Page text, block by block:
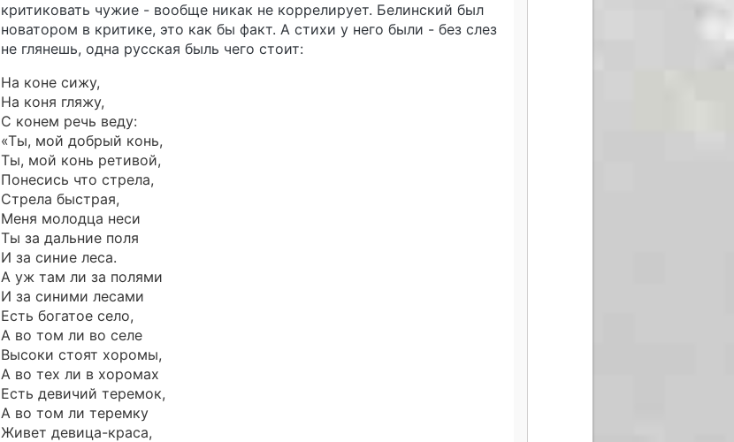
критиковать чужие - вообще никак не коррелирует. Белинский был
новатором в критике, это как бы факт. А стихи у него были - без слез
не глянешь, одна русская быль чего стоит:
На коне сижу,
На коня гляжу,
С конем речь веду:
«Ты, мой добрый конь,
Ты, мой конь ретивой,
Понесись что стрела,
Стрела быстрая,
Меня молодца неси
Ты за дальние поля
И за синие леса.
А уж там ли за полями
И за синими лесами
Есть богатое село,
А во том ли во селе
Высоки стоят хоромы,
А во тех ли в хоромах
Есть девичий теремок,
А во том ли теремку
Живет девица-краса,